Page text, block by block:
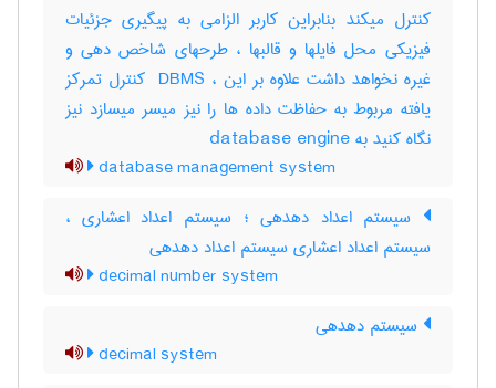
کنترل میکند بنابراین کاربر الزامی به پیگیری جزئیات
فیزیکی محل فایلها و قالبها ، طرحهای شاخص دهی و
غیره نخواهد داشت علاوه بر این ، ‎ DBMS کنترل تمرکز
یافته مربوط به حفاظت داده ها را نیز میسر میسازد نیز
نگاه کنید به ‎ database engine
database management system
سیستم اعداد دهدهی ؛ سیستم اعداد اعشاری ،
سیستم اعداد اعشاری سیستم اعداد دهدهی
decimal number system
سیستم دهدهی
decimal system